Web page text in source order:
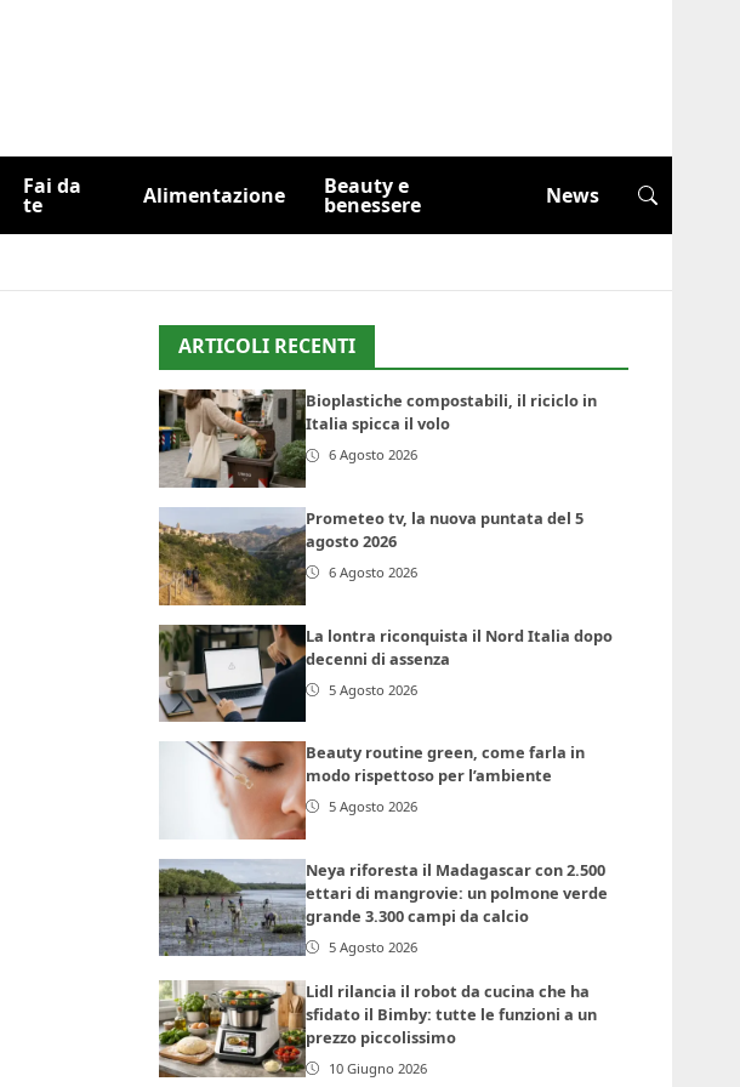
Fai da
te Alimentazione Beauty e
benessere News
ARTICOLI RECENTI
Bioplastiche compostabili, il riciclo in
Italia spicca il volo
6 Agosto 2026
Prometeo tv, la nuova puntata del 5
agosto 2026
6 Agosto 2026
La lontra riconquista il Nord Italia dopo
decenni di assenza
5 Agosto 2026
Beauty routine green, come farla in
modo rispettoso per l’ambiente
5 Agosto 2026
Neya riforesta il Madagascar con 2.500
ettari di mangrovie: un polmone verde
grande 3.300 campi da calcio
5 Agosto 2026
Lidl rilancia il robot da cucina che ha
sfidato il Bimby: tutte le funzioni a un
prezzo piccolissimo
10 Giugno 2026